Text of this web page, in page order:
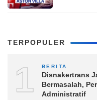
TERPOPULER
1 BERITA
Disnakertrans
Bermasalah,
Administratif